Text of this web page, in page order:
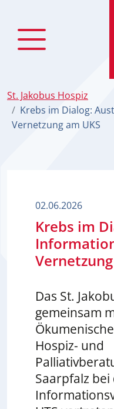
St. Jakobus Hospiz
Krebs im Dialog:
Vernetzung am UKS
02.06.2026
Krebs im
Das St.
gemeinsam
Hospiz- und
Saarpfalz bei